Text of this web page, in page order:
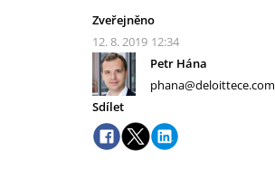
Zveřejněno
12. 8. 2019 12:34
Petr Hána
phana@deloittece.com
Sdílet